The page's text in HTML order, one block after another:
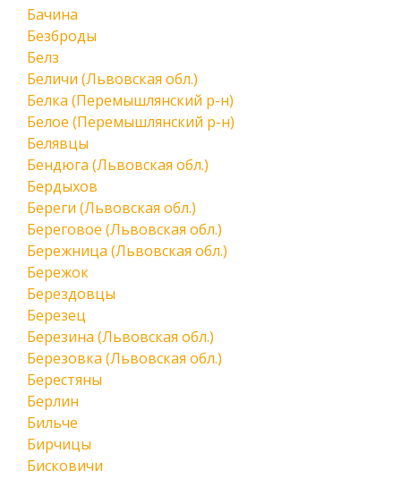
Бачина
Безброды
Белз
Беличи (Львовская обл.)
Белка (Перемышлянский р-н)
Белое (Перемышлянский р-н)
Белявцы
Бендюга (Львовская обл.)
Бердыхов
Береги (Львовская обл.)
Береговое (Львовская обл.)
Бережница (Львовская обл.)
Бережок
Берездовцы
Березец
Березина (Львовская обл.)
Березовка (Львовская обл.)
Берестяны
Берлин
Бильче
Бирчицы
Бисковичи